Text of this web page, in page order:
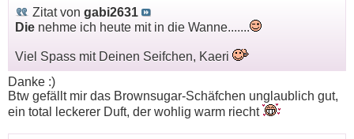
Zitat von gabi2631
Die nehme ich heute mit in die Wanne.......
Viel Spass mit Deinen Seifchen, Kaeri
Danke :)
Btw gefällt mir das Brownsugar-Schäfchen unglaublich gut,
ein total leckerer Duft, der wohlig warm riecht